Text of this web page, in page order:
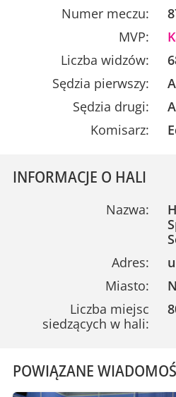
Numer meczu:
MVP:
Liczba widzów:
Sędzia pierwszy:
Sędzia drugi:
Komisarz:
INFORMACJE O HALI
Nazwa:
Adres:
Miasto:
Liczba miejsc
siedzących w hali:
POWIĄZANE